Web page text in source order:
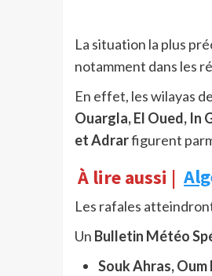
La situation la plus
notamment dans les
En effet, les wilayas de
Ouargla, El Oued, In
et Adrarfigurent
À lire aussi |
Les rafales
Un Bulletin Météo
Souk Ahras, Oum